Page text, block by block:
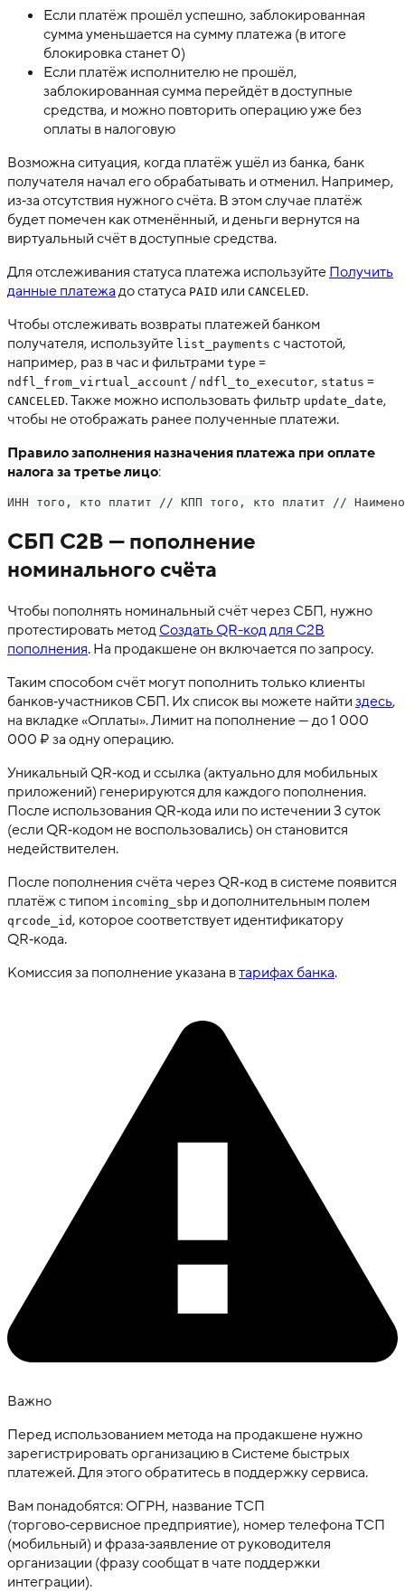
Если платёж прошёл успешно, заблокированная
сумма уменьшается на сумму платежа (в итоге
блокировка станет 0)
Если платёж исполнителю не прошёл,
заблокированная сумма перейдёт в доступные
средства, и можно повторить операцию уже без
оплаты в налоговую
Возможна ситуация, когда платёж ушёл из банка, банк
получателя начал его обрабатывать и отменил. Например,
из‑за отсутствия нужного счёта. В этом случае платёж
будет помечен как отменённый, и деньги вернутся на
виртуальный счёт в доступные средства.
Для отслеживания статуса платежа используйтеПолучить
данные платежадо статуса PAID или CANCELED.
Чтобы отслеживать возвраты платежей банком
получателя, используйте list_payments с частотой,
например, раз в час и фильтрами type =
ndfl_from_virtual_account / ndfl_to_executor, status =
CANCELED. Также можно использовать фильтр update_date,
чтобы не отображать ранее полученные платежи.
Правило заполнения назначения платежа при оплате
налога за третье лицо:
ИНН того, кто платит // КПП того, кто платит //
СБП C2B — пополнение
номинального счёта
Чтобы пополнять номинальный счёт через СБП, нужно
протестировать методСоздать QR-код для C2B
пополнения. На продакшене он включается по запросу.
Таким способом счёт могут пополнить только клиенты
банков‑участников СБП. Их список вы можете найтиздесь,
на вкладке «Оплаты». Лимит на пополнение — до 1 000
000 ₽ за одну операцию.
Уникальный QR‑код и ссылка (актуально для мобильных
приложений) генерируются для каждого пополнения.
После использования QR‑кода или по истечении 3 суток
(если QR‑кодом не воспользовались) он становится
недействителен.
После пополнения счёта через QR‑код в системе появится
платёж с типом incoming_sbp и дополнительным полем
qrcode_id, которое соответствует идентификатору
QR‑кода.
Комиссия за пополнение указана втарифах банка.
Важно
Перед использованием метода на продакшене нужно
зарегистрировать организацию в Системе быстрых
платежей. Для этого обратитесь в поддержку сервиса.
Вам понадобятся: ОГРН, название ТСП
(торгово‑сервисное предприятие), номер телефона ТСП
(мобильный) и фраза‑заявление от руководителя
организации (фразу сообщат в чате поддержки
интеграции).